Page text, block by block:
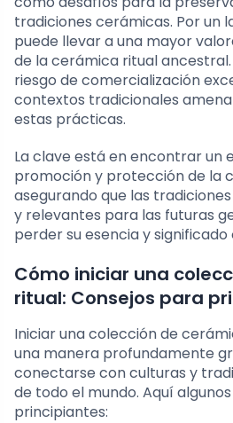
tradiciones cerámicas. Por un
puede llevar a una mayor
de la cerámica ritual
riesgo de comercialización
contextos tradicionales
estas prácticas.
La clave está en encontrar un
promoción y protección de la
asegurando que las
y relevantes para las futuras
perder su esencia y significado
Cómo iniciar una
ritual: Consejos para
Iniciar una colección de
una manera profundamente
conectarse con culturas y
de todo el mundo. Aquí
principiantes: